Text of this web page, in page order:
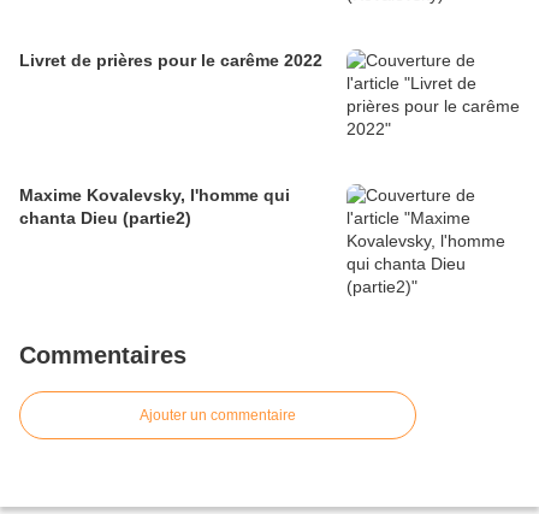
Livret de prières pour le carême 2022
Maxime Kovalevsky, l'homme qui
chanta Dieu (partie2)
Commentaires
Ajouter un commentaire